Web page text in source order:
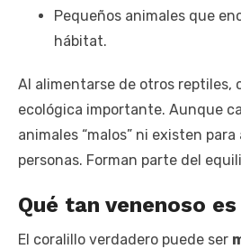
Pequeños animales que
hábitat.
Al alimentarse de otros reptiles,
ecológica importante. Aunque
animales “malos” ni existen
personas. Forman parte del
Qué tan venenoso
El coralillo verdadero puede ser